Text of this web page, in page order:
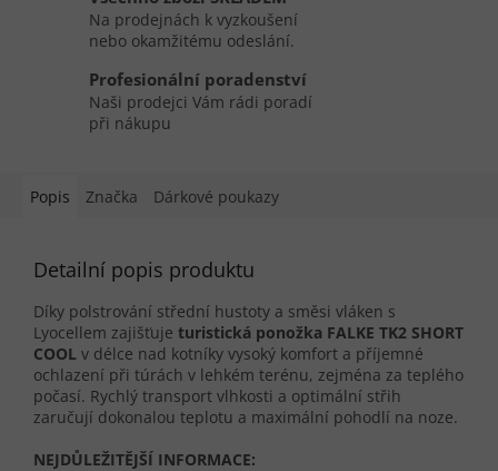
Na prodejnách k vyzkoušení
nebo okamžitému odeslání.
Profesionální poradenství
Naši prodejci Vám rádi poradí
při nákupu
Popis Značka Dárkové poukazy
Detailní popis produktu
Díky polstrování střední hustoty a směsi vláken s
Lyocellem zajišťuje turistická ponožka FALKE TK2 SHORT
COOL v délce nad kotníky vysoký komfort a příjemné
ochlazení při túrách v lehkém terénu, zejména za teplého
počasí. Rychlý transport vlhkosti a optimální střih
zaručují dokonalou teplotu a maximální pohodlí na noze.
NEJDŮLEŽITĚJŠÍ INFORMACE: